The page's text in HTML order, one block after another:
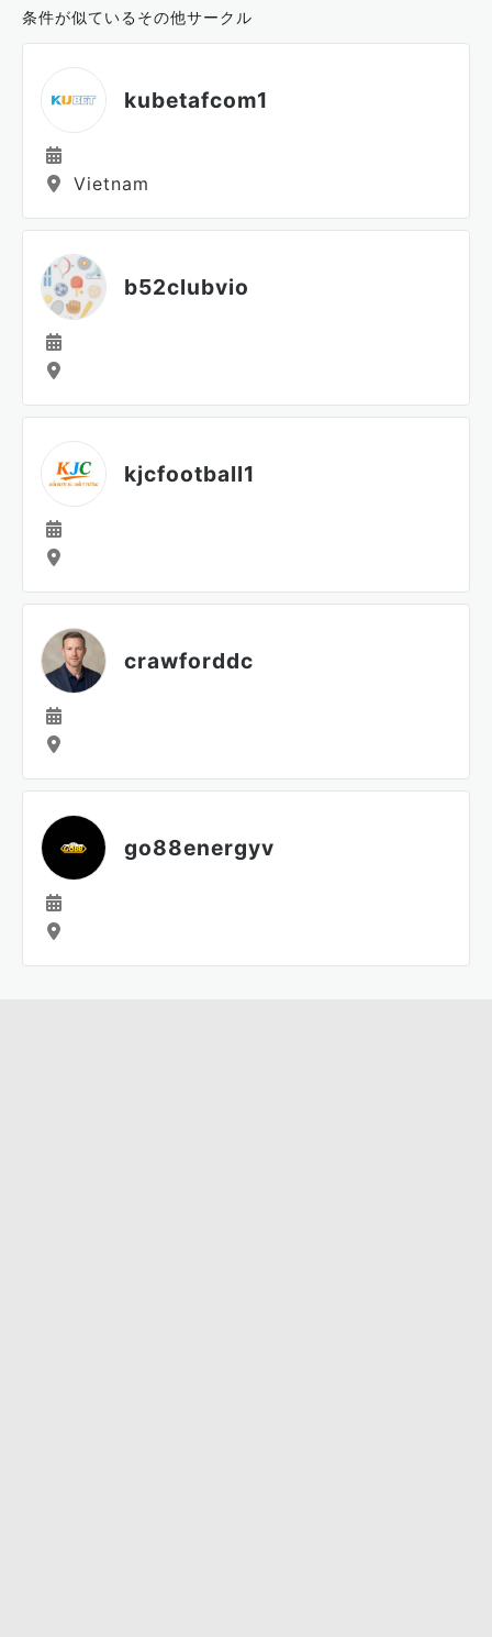
条件が似ているその他サークル
kubetafcom1
Vietnam
b52clubvio
kjcfootball1
crawforddc
go88energyv